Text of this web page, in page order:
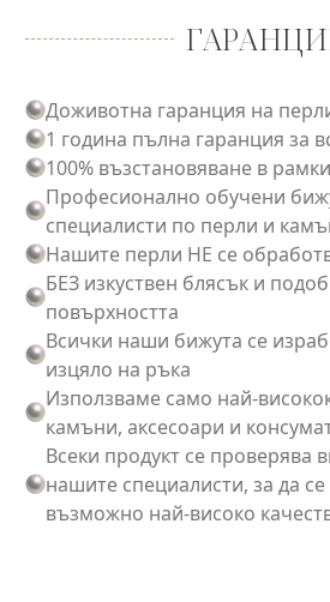
Доживотна гаранция на
1 година пълна гаранция за
100% възстановяване в
Професионално обучени
специалисти по перли и
Нашите перли НЕ се
БЕЗ изкуствен блясък и
повърхността
Всички наши бижута се
изцяло на ръка
Използваме само най-
камъни, аксесоари и
Всеки продукт се проверява
нашите специалисти, за да
възможно най-високо